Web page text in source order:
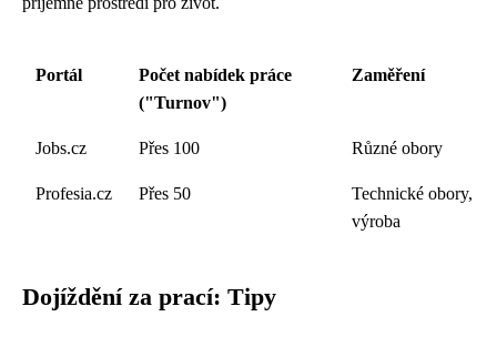
Portál
Počet nabídek práce
("Turnov")
Zaměření
Jobs.cz Přes 100 Různé obory
Profesia.cz Přes 50
Technické obory,
výroba
Dojíždění za prací: Tipy